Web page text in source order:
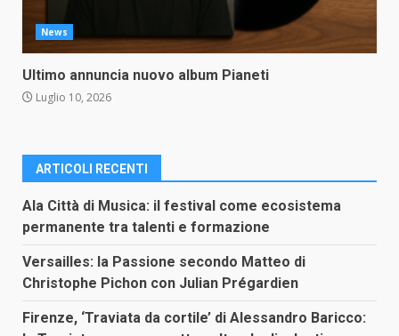
News
Ultimo annuncia nuovo album Pianeti
Luglio 10, 2026
ARTICOLI RECENTI
Ala Città di Musica: il festival come ecosistema
permanente tra talenti e formazione
Versailles: la Passione secondo Matteo di
Christophe Pichon con Julian Prégardien
Firenze, ‘Traviata da cortile’ di Alessandro Baricco: